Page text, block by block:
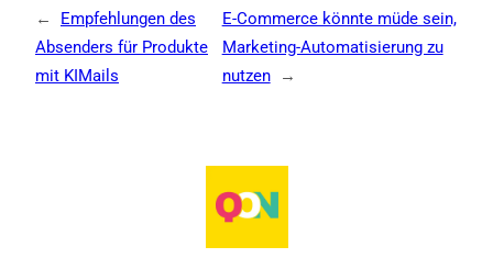
←
Empfehlungen des
Absenders für Produkte
mit KIMails
E-Commerce könnte müde sein,
Marketing-Automatisierung zu
nutzen
→